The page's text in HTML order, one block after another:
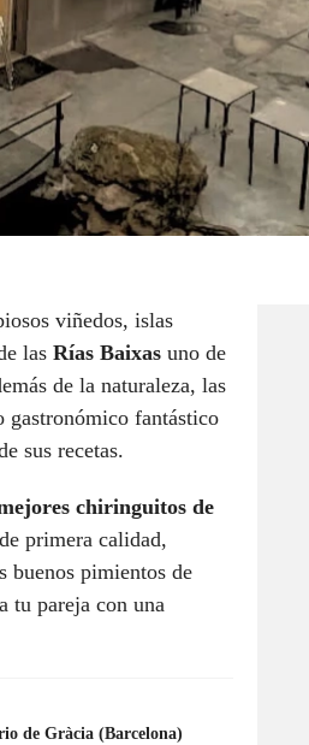
viñedos, islas
las Rías Baixas uno de
de la naturaleza, las
gastronómico fantástico
sus recetas.
chiringuitos de
primera calidad,
buenos pimientos de
tu pareja con una
de Gràcia (Barcelona)